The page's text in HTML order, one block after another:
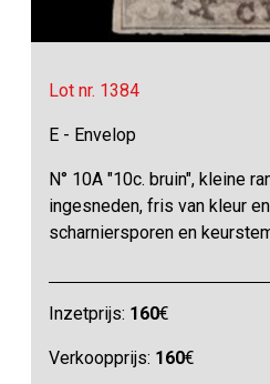
Lot nr. 1384
E - Envelop
N° 10A "10c. bruin", kleine
ingesneden, fris van kleur
scharniersporen en
Inzetprijs: 160€
Verkoopprijs: 160€